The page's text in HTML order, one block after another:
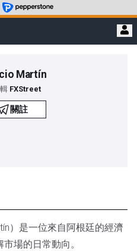
Martín
FXStreet
關註
）是一位來自阿根廷的經濟
場的日常動向。